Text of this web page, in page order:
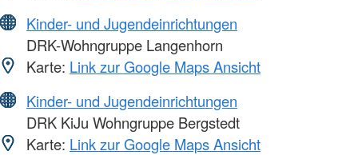
Kinder- und Jugendeinrichtungen
DRK-Wohngruppe Langenhorn
Karte: Link zur Google Maps Ansicht
Kinder- und Jugendeinrichtungen
DRK KiJu Wohngruppe Bergstedt
Karte: Link zur Google Maps Ansicht